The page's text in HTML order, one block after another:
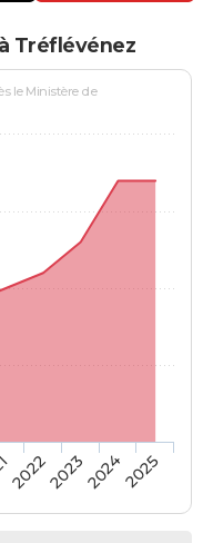
Tréflévénez
le Ministère de
2022202320242025